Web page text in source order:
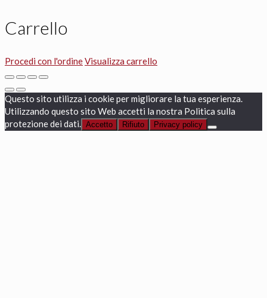
Carrello
Procedi con l'ordineVisualizza carrello
Questo sito utilizza i cookie per migliorare la tua esperienza.
Utilizzando questo sito Web accetti la nostra Politica sulla
protezione dei dati. Accetto Rifiuto Privacy policy